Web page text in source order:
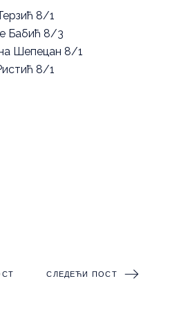
8/1
Бабић 8/3
Шепецан 8/1
8/1
СЛЕДЕЋИ ПОСТ